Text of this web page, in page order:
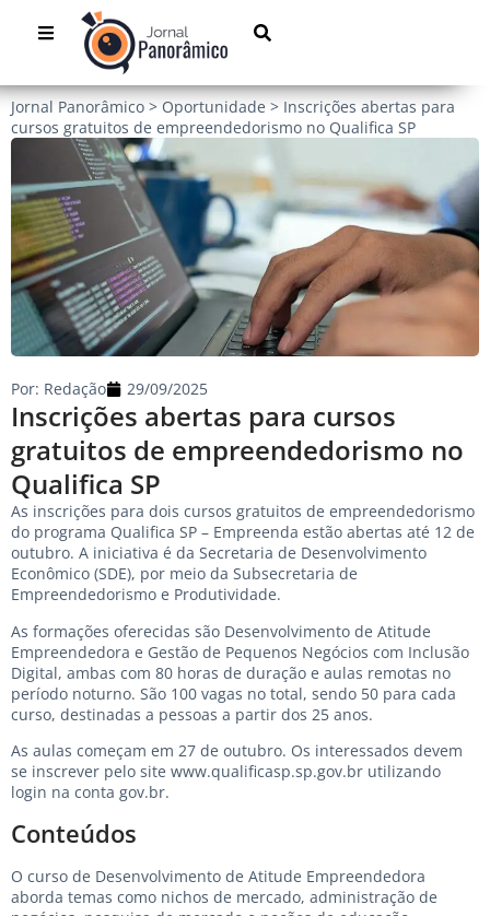
Jornal Panorâmico > Oportunidade > Inscrições abertas para
cursos gratuitos de empreendedorismo no Qualifica SP
Inscrições abertas para cursos
gratuitos de empreendedorismo no
Qualifica SP
Por: Redação 29/09/2025
As inscrições para dois cursos gratuitos de empreendedorismo
do programa Qualifica SP – Empreenda estão abertas até 12 de
outubro. A iniciativa é da Secretaria de Desenvolvimento
Econômico (SDE), por meio da Subsecretaria de
Empreendedorismo e Produtividade.
As formações oferecidas são Desenvolvimento de Atitude
Empreendedora e Gestão de Pequenos Negócios com Inclusão
Digital, ambas com 80 horas de duração e aulas remotas no
período noturno. São 100 vagas no total, sendo 50 para cada
curso, destinadas a pessoas a partir dos 25 anos.
As aulas começam em 27 de outubro. Os interessados devem
se inscrever pelo site www.qualificasp.sp.gov.br utilizando
login na conta gov.br.
Conteúdos
O curso de Desenvolvimento de Atitude Empreendedora
aborda temas como nichos de mercado, administração de